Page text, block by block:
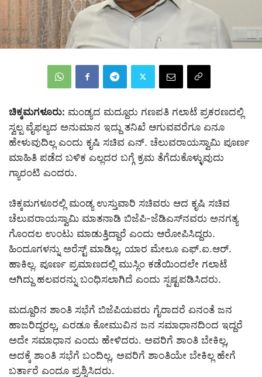
ಚಿಕ್ಕಮಗಳೂರು: ಮಂಡ್ಯದ ಮದ್ದೂರು ಗಣಪತಿ ಗಲಾಟೆ ಪ್ರಕರಣದಲ್ಲಿ
ಸ್ವಲ್ಪ ವೈಫಲ್ಯದ ಅನುಮಾನ ಇದ್ದು ತನಿಖೆ ಆಗುವವರೆಗೂ ಏನೂ
ಹೇಳುವುದಿಲ್ಲ ಎಂದು ಕೃಷಿ ಸಚಿವ ಎನ್. ಚೆಲುವರಾಯಸ್ವಾಮಿ ಪೂರ್ಣ
ಮಾಹಿತಿ ಪಡೆದ ಬಳಿಕ ಎಲ್ಲದರ ಬಗ್ಗೆ ಕ್ರಮ ತೆಗೆದುಕೊಳ್ಳುವುದು
ಗ್ಯಾರಂಟಿ ಎಂದರು.
ಚಿಕ್ಕಮಗಳೂರಲ್ಲಿ ಮಂಡ್ಯ ಉಸ್ತುವಾರಿ ಸಚಿವರು ಆದ ಕೃಷಿ ಸಚಿವ
ಚೆಲುವರಾಯಸ್ವಾಮಿ ಮಾತನಾಡಿ ಬಿಜೆಪಿ-ಜೆಡಿಎಸ್‌ನವರು ಅನಗತ್ಯ
ಗೊಂದಲ ಉಂಟು ಮಾಡುತ್ತಿದ್ದಾರೆ ಎಂದು ಆರೋಪಿಸಿದ್ದರು.
ಹಿಂದೂಗಳನ್ನು ಅರೆಸ್ಟ್ ಮಾಡಿಲ್ಲ, ಯಾರ ಮೇಲೂ ಎಫ್.ಐ.ಆರ್.
ಹಾಕಿಲ್ಲ. ಪೂರ್ಣ ಪ್ರಮಾಣದಲ್ಲಿ ಮುಸ್ಲಿಂ ಕಡೆಯಿಂದಲೇ ಗಲಾಟೆ
ಆಗಿದ್ದು ಹಲವರನ್ನು ಬಂಧಿಸಲಾಗಿದೆ ಎಂದು ಸ್ಪಷ್ಟಪಡಿಸಿದರು.
ಮದ್ದೂರಿನ ಶಾಂತಿ ಸಭೆಗೆ ಬಿಜೆಪಿಯವರು ಗೈರಾದರೆ ಏನಂತೆ ಜನ
ಹಾಜರಿದ್ದರಲ್ಲ, ಎರಡೂ ಕೋಮುವಿನ ಜನ ಸಮಾಧಾನದಿಂದ ಇದ್ದರೆ
ಅದೇ ಸಮಾಧಾನ ಎಂದು ಹೇಳಿದರು. ಅವರಿಗೆ ಶಾಂತಿ ಬೇಕಿಲ್ಲ,
ಅದಕ್ಕೆ ಶಾಂತಿ ಸಭೆಗೆ ಬಂದಿಲ್ಲ, ಅವರಿಗೆ ಶಾಂತಿಯೇ ಬೇಕಿಲ್ಲ ಹೇಗೆ
ಬರ್ತಾರೆ ಎಂದೂ ಪ್ರಶ್ನಿಸಿದರು.